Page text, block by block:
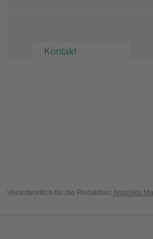
Kontakt
Verantwortlich für die Redaktion: Angelika